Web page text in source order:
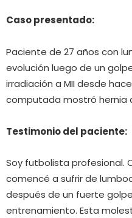
Caso presentado:
Paciente de 27 años con
evolución luego de un
irradiación a MII desde
computada mostró hernia
Testimonio del paciente:
Soy futbolista profesional.
comencé a sufrir de
después de un fuerte
entrenamiento. Esta